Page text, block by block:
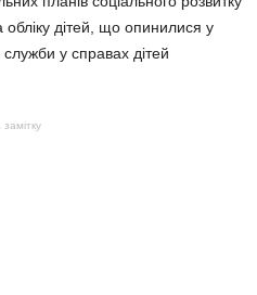
обліку дітей, що опинилися у
у справах дітей
замітку